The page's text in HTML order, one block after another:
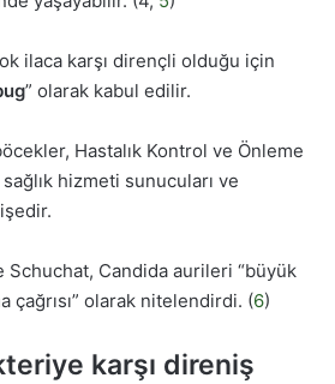
ilaca karşı dirençli olduğu için
” olarak kabul edilir.
Hastalık Kontrol ve Önleme
hizmeti sunucuları ve
Schuchat, Candida aurileri “büyük
çağrısı” olarak nitelendirdi. (6)
karşı direniş